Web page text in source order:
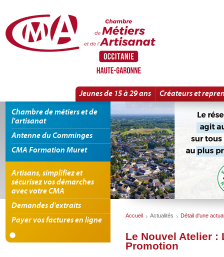
Le Nouvel Atelier : Lancement de la 3ème Promotion | Détail d'une actualité
Jeunes de 15 à 29 ans Créateurs et
Chambre de métiers et de
l'artisanat
Antenne du Comminges
CMA Formation Muret
Artisans, simplifiez et
sécurisez vos démarches
avec votre CMA
Demandes d'extraits
Payer vos factures en ligne
Accueil Actualités Détail d'une
Le Nouvel Atelier :
Promotion